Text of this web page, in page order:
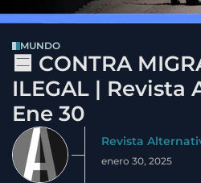
MUNDO
🟦 CONTRA
ILEGAL | Revista
Ene 30
Revista
enero 30, 2025